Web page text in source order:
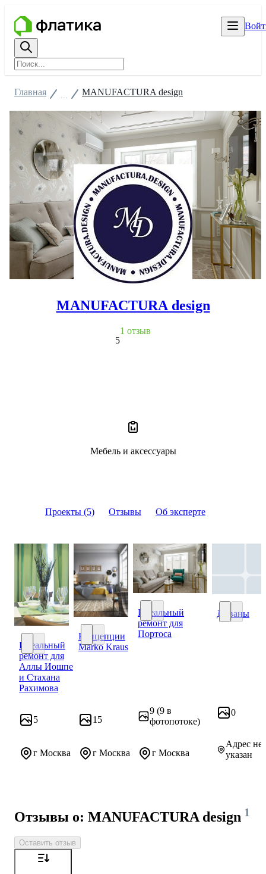
Проекты (5) Отзывы Об эксперте
Идеальный ремонт для Аллы Иошпе и Стахана Рахимова
Идеальный
ремонт для
Аллы Иошпе
и Стахана
Рахимова
5
г Москва
Концепции Marko Kraus
Концепции
Marko Kraus
15
г Москва
Идеальный ремонт для
Идеальный
ремонт для
Портоса
9 (9 в
фотопотоке)
г Москва
Диваны
0
Адрес не
указан
Отзывы о: MANUFACTURA design 1
Оставить отзыв
Главная MANUFACTURA design
MANUFACTURA design
5
1 отзыв
Мебель и аксессуары